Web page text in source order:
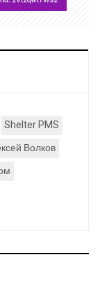
Shelter PMS
Волков